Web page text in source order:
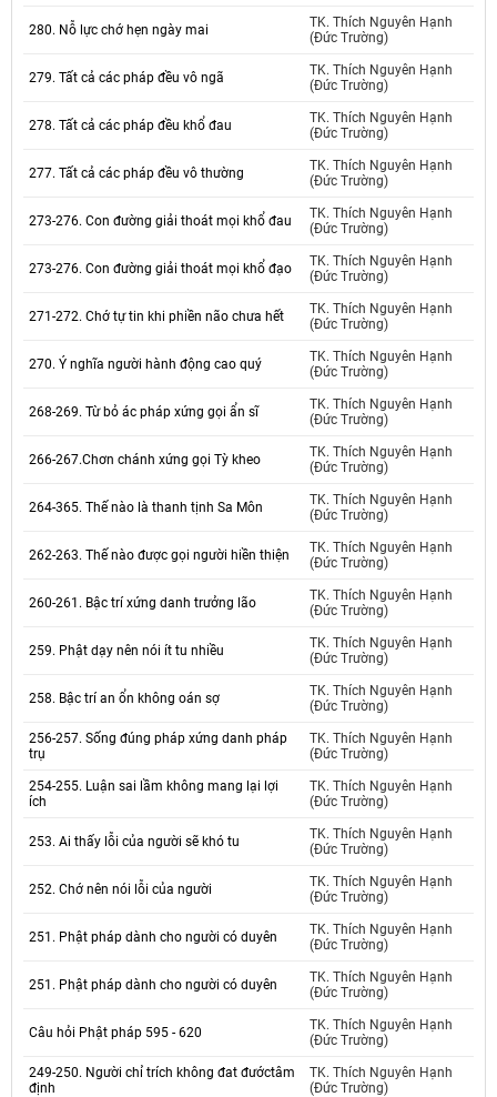
280. Nỗ lực chớ hẹn ngày mai
TK. Thích Nguyên Hạnh
(Đức Trường)
279. Tất cả các pháp đều vô ngã
TK. Thích Nguyên Hạnh
(Đức Trường)
278. Tất cả các pháp đều khổ đau
TK. Thích Nguyên Hạnh
(Đức Trường)
277. Tất cả các pháp đều vô thường
TK. Thích Nguyên Hạnh
(Đức Trường)
273-276. Con đường giải thoát mọi khổ đau
TK. Thích Nguyên Hạnh
(Đức Trường)
273-276. Con đường giải thoát mọi khổ đạo
TK. Thích Nguyên Hạnh
(Đức Trường)
271-272. Chớ tự tin khi phiền não chưa hết
TK. Thích Nguyên Hạnh
(Đức Trường)
270. Ý nghĩa người hành động cao quý
TK. Thích Nguyên Hạnh
(Đức Trường)
268-269. Từ bỏ ác pháp xứng gọi ẩn sĩ
TK. Thích Nguyên Hạnh
(Đức Trường)
266-267.Chơn chánh xứng gọi Tỳ kheo
TK. Thích Nguyên Hạnh
(Đức Trường)
264-365. Thế nào là thanh tịnh Sa Môn
TK. Thích Nguyên Hạnh
(Đức Trường)
262-263. Thế nào được gọi người hiền thiện
TK. Thích Nguyên Hạnh
(Đức Trường)
260-261. Bậc trí xứng danh trưởng lão
TK. Thích Nguyên Hạnh
(Đức Trường)
259. Phật dạy nên nói ít tu nhiều
TK. Thích Nguyên Hạnh
(Đức Trường)
258. Bậc trí an ổn không oán sợ
TK. Thích Nguyên Hạnh
(Đức Trường)
256-257. Sống đúng pháp xứng danh pháp
trụ
TK. Thích Nguyên Hạnh
(Đức Trường)
254-255. Luận sai lầm không mang lại lợi
ích
TK. Thích Nguyên Hạnh
(Đức Trường)
253. Ai thấy lỗi của người sẽ khó tu
TK. Thích Nguyên Hạnh
(Đức Trường)
252. Chớ nên nói lỗi của người
TK. Thích Nguyên Hạnh
(Đức Trường)
251. Phật pháp dành cho người có duyên
TK. Thích Nguyên Hạnh
(Đức Trường)
251. Phật pháp dành cho người có duyên
TK. Thích Nguyên Hạnh
(Đức Trường)
Câu hỏi Phật pháp 595 - 620
TK. Thích Nguyên Hạnh
(Đức Trường)
249-250. Người chỉ trích không đat đướctâm
định
TK. Thích Nguyên Hạnh
(Đức Trường)